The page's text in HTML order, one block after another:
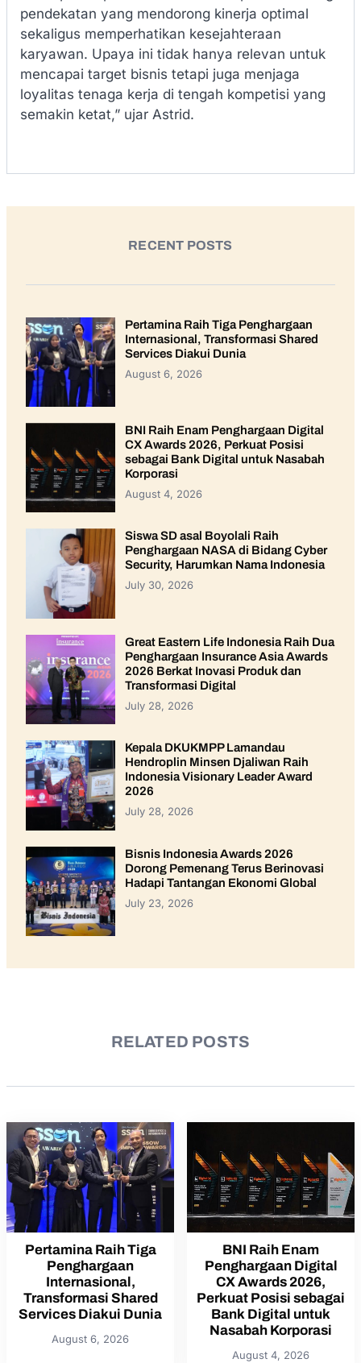
pendekatan yang mendorong kinerja optimal
sekaligus memperhatikan kesejahteraan
karyawan. Upaya ini tidak hanya relevan untuk
mencapai target bisnis tetapi juga menjaga
loyalitas tenaga kerja di tengah kompetisi yang
semakin ketat,” ujar Astrid.
RECENT POSTS
Pertamina Raih Tiga Penghargaan
Internasional, Transformasi Shared
Services Diakui Dunia
August 6, 2026
BNI Raih Enam Penghargaan Digital
CX Awards 2026, Perkuat Posisi
sebagai Bank Digital untuk Nasabah
Korporasi
August 4, 2026
Siswa SD asal Boyolali Raih
Penghargaan NASA di Bidang Cyber
Security, Harumkan Nama Indonesia
July 30, 2026
Great Eastern Life Indonesia Raih Dua
Penghargaan Insurance Asia Awards
2026 Berkat Inovasi Produk dan
Transformasi Digital
July 28, 2026
Kepala DKUKMPP Lamandau
Hendroplin Minsen Djaliwan Raih
Indonesia Visionary Leader Award
2026
July 28, 2026
Bisnis Indonesia Awards 2026
Dorong Pemenang Terus Berinovasi
Hadapi Tantangan Ekonomi Global
July 23, 2026
RELATED POSTS
Pertamina Raih Tiga
Penghargaan
Internasional,
Transformasi Shared
Services Diakui Dunia
August 6, 2026
BNI Raih Enam
Penghargaan Digital
CX Awards 2026,
Perkuat Posisi sebagai
Bank Digital untuk
Nasabah Korporasi
August 4, 2026